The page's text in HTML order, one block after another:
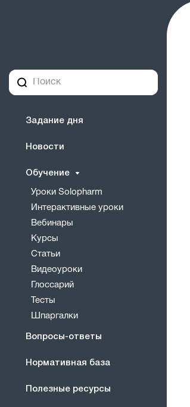
Задание дня
Новости
Обучение
Уроки Solopharm
Интерактивные уроки
Вебинары
Курсы
Статьи
Видеоуроки
Глоссарий
Тесты
Шпаргалки
Вопросы-ответы
Нормативная база
Полезные ресурсы